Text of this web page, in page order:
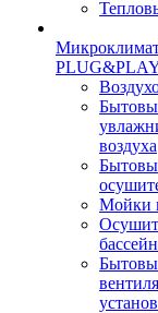
воздуха
Мойки